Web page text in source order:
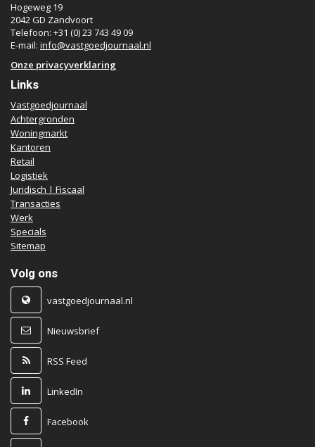
Hogeweg 19
2042 GD Zandvoort
Telefoon: +31 (0) 23 743 49 09
E-mail: info@vastgoedjournaal.nl
Onze privacyverklaring
Links
Vastgoedjournaal
Achtergronden
Woningmarkt
Kantoren
Retail
Logistiek
Juridisch | Fiscaal
Transacties
Werk
Specials
Sitemap
Volg ons
vastgoedjournaal.nl
Nieuwsbrief
RSS Feed
LinkedIn
Facebook